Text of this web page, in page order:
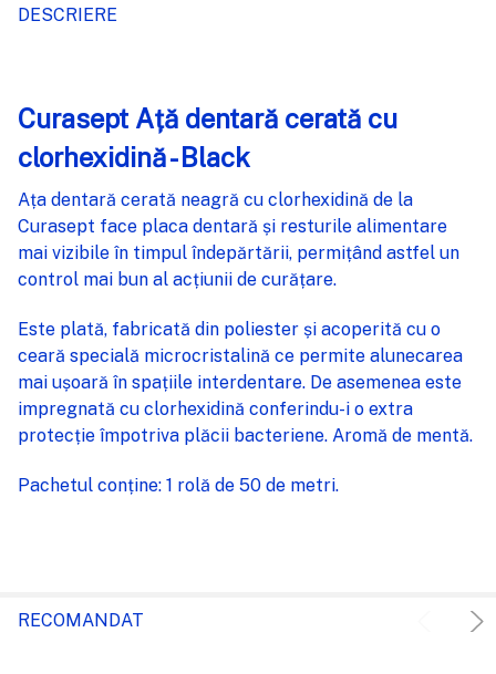
CUMPARATE
SELECTEAZĂ
TOT
%STR%
ÎN COȘ
DESCRIERE
Curasept Ață dentară cerată cu
clorhexidină - Black
Ața dentară cerată neagră cu clorhexidină de la
Curasept face placa dentară și resturile alimentare
mai vizibile în timpul îndepărtării, permițând astfel un
control mai bun al acțiunii de curățare.
Este plată, fabricată din poliester și acoperită cu o
ceară specială microcristalină ce permite alunecarea
mai ușoară în spațiile interdentare. De asemenea este
impregnată cu clorhexidină conferindu-i o extra
protecție împotriva plăcii bacteriene. Aromă de mentă.
Pachetul conține: 1 rolă de 50 de metri.
RECOMANDAT